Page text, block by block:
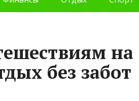
на
без забот